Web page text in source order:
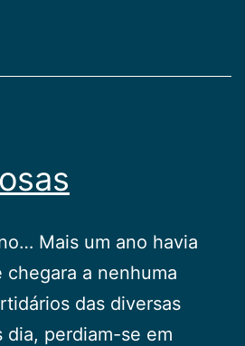
Mais um ano havia
chegara a nenhuma
das diversas
dia, perdiam-se em